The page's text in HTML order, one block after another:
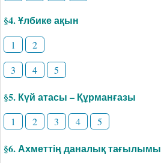
§4. Ұлбике ақын
1
2
3
4 5
§5. Күй атасы – Құрманғазы
1 2 3 4 5
§6. Ахметтің даналық тағылымы